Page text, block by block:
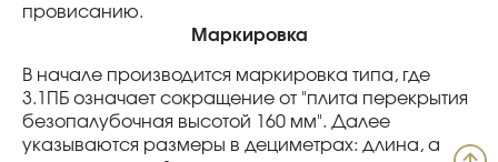
провисанию.
Маркировка
В начале производится маркировка типа, где
3.1ПБ означает сокращение от "плита перекрытия
безопалубочная высотой 160 мм". Далее
указываются размеры в дециметрах: длина, а